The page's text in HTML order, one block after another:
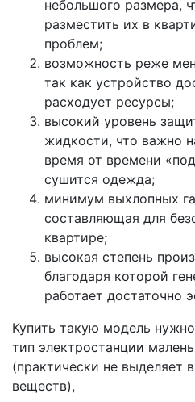
небольшого размера,
разместить их в
проблем;
возможность реже
так как устройство
расходует ресурсы;
высокий уровень
жидкости, что важно
время от времени
сушится одежда;
минимум выхлопных
составляющая для
квартире;
высокая степень
благодаря которой
работает достаточно
Купить такую модель
тип электростанции
(практически не выделяет
веществ),